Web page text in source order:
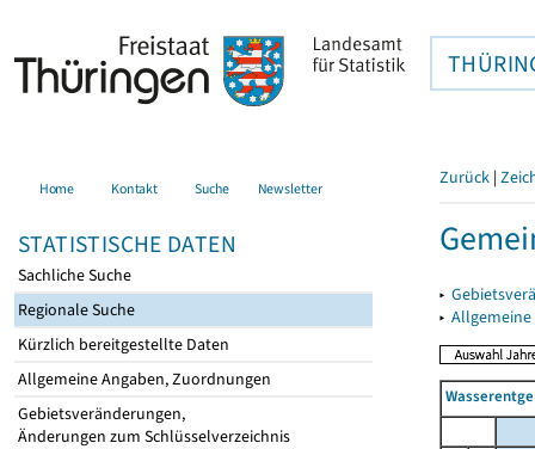
Home Kontakt Suche Newsletter
STATISTISCHE DATEN
Sachliche Suche
Regionale Suche
Kürzlich bereitgestellte Daten
Allgemeine Angaben, Zuordnungen
Gebietsveränderungen,
Änderungen zum Schlüsselverzeichnis
Zurück |
▸
▸